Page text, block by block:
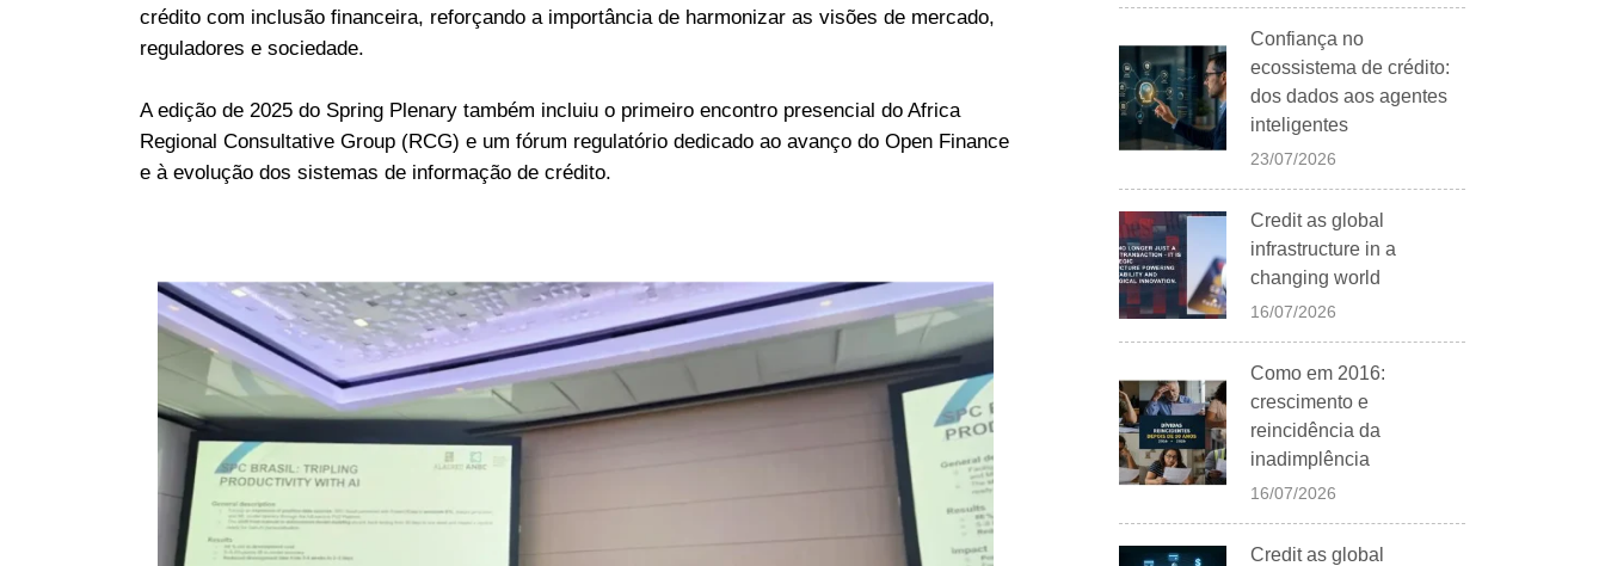
crédito com inclusão financeira, reforçando a importância de harmonizar as visões de mercado,
reguladores e sociedade.
A edição de 2025 do Spring Plenary também incluiu o primeiro encontro presencial do Africa
Regional Consultative Group (RCG) e um fórum regulatório dedicado ao avanço do Open Finance
e à evolução dos sistemas de informação de crédito.
Confiança no
ecossistema de crédito:
dos dados aos agentes
inteligentes
23/07/2026
Credit as global
infrastructure in a
changing world
16/07/2026
Como em 2016:
crescimento e
reincidência da
inadimplência
16/07/2026
Credit as global